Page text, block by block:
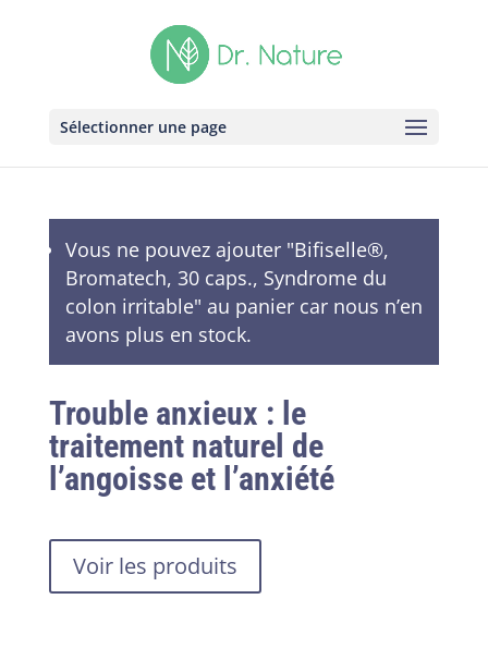
Sélectionner une page
Vous ne pouvez ajouter "Bifiselle®,
Bromatech, 30 caps., Syndrome du
colon irritable" au panier car nous n’en
avons plus en stock.
Trouble anxieux : le
traitement naturel de
l’angoisse et l’anxiété
Voir les produits